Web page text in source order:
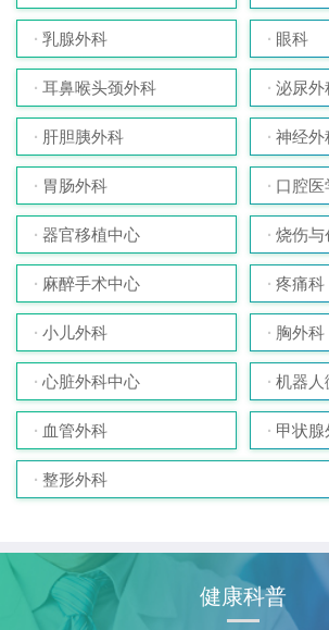
乳腺外科 眼科
耳鼻喉头颈外科 泌尿外
肝胆胰外科 神经外
胃肠外科 口腔
器官移植中心 烧伤与
麻醉手术中心 疼痛科
小儿外科 胸外科
心脏外科中心 机器人
血管外科 甲状腺
整形外科
健康科普